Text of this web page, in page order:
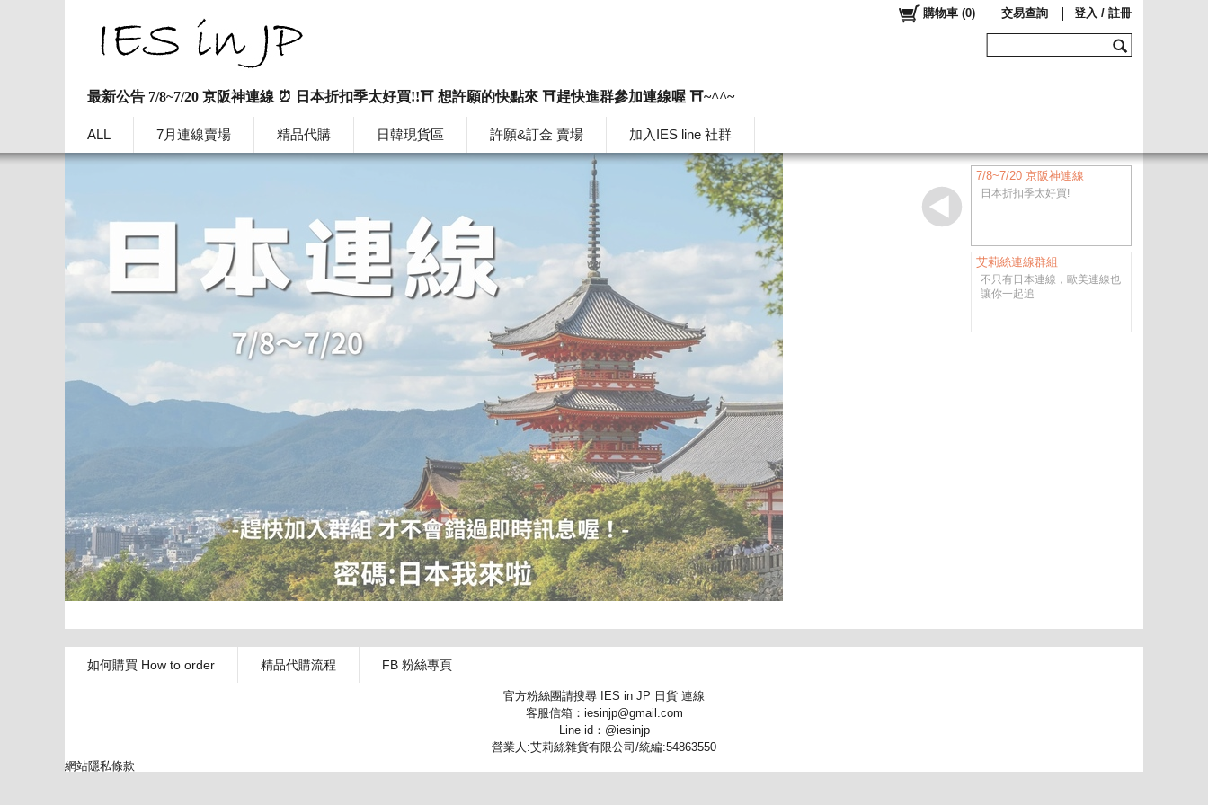
ALL 7月連線賣場 精品代購 日韓現貨區 許願&訂金 賣場 加入IES line 社群
購物車 (0) 交易查詢 登入 / 註冊
最新公告 7/8~7/20 京阪神連線 ⏰ 日本折扣季太好買!!⛩️ 想許願的快點來 ⛩️趕快進群參加連線喔 ⛩️~^^~
7/8~7/20 京阪神連線
日本折扣季太好買!
艾莉絲連線群組
不只有日本連線，歐美連線也
讓你一起追
如何購買 How to order 精品代購流程 FB 粉絲專頁
官方粉絲團請搜尋 IES in JP 日貨 連線
客服信箱：iesinjp@gmail.com
Line id：@iesinjp
營業人:艾莉絲雜貨有限公司/統編:54863550
網站隱私條款